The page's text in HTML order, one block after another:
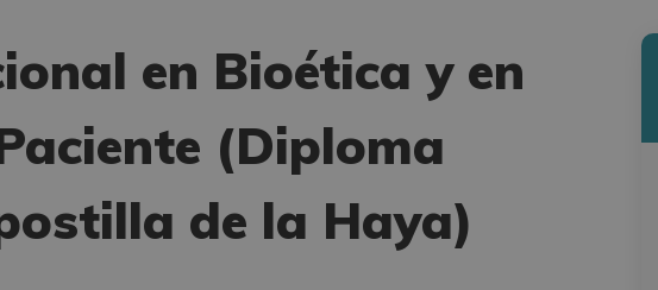
en Bioética y en
(Diploma
de la Haya)